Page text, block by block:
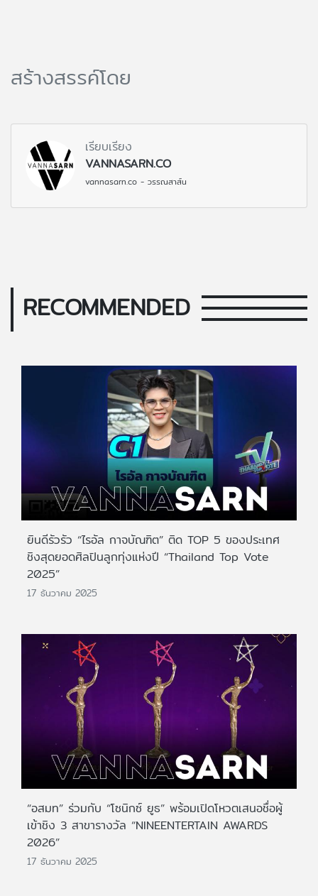
สร้างสรรค์โดย
เรียบเรียง
VANNASARN.CO
vannasarn.co - วรรณสาส์น
RECOMMENDED
ยินดีรัวรัว “ไรอัล กาจบัณฑิต” ติด TOP 5 ของประเทศ
ชิงสุดยอดศิลปินลูกทุ่งแห่งปี “Thailand Top Vote
2025”
17 ธันวาคม 2025
“อสมท” ร่วมกับ “โซนิกซ์ ยูธ” พร้อมเปิดโหวตเสนอชื่อผู้
เข้าชิง 3 สาขารางวัล “NINEENTERTAIN AWARDS
2026”
17 ธันวาคม 2025